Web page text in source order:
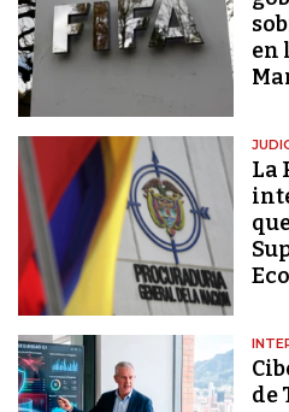
en
La
de